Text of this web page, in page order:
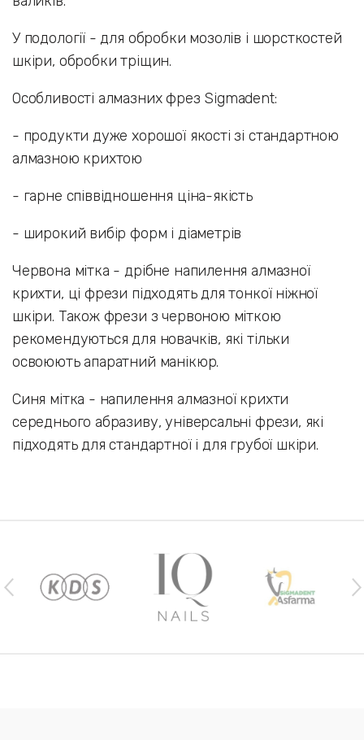
У подології - для обробки мозолів і шорсткостей
шкіри, обробки тріщин.
Особливості алмазних фрез Sigmadent:
- продукти дуже хорошої якості зі стандартною
алмазною крихтою
- гарне співвідношення ціна-якість
- широкий вибір форм і діаметрів
Червона мітка - дрібне напилення алмазної
крихти, ці фрези підходять для тонкої ніжної
шкіри. Також фрези з червоною міткою
рекомендуються для новачків, які тільки
освоюють апаратний манікюр.
Синя мітка - напилення алмазної крихти
середнього абразиву, універсальні фрези, які
підходять для стандартної і для грубої шкіри.